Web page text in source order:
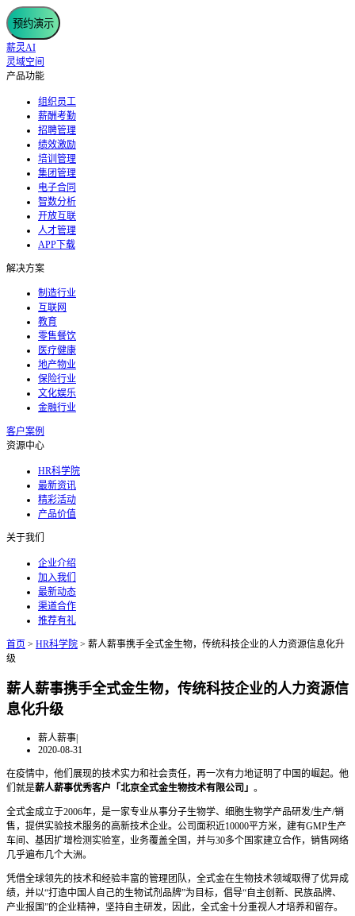
预约演示
薪灵AI
灵域空间
产品功能
组织员工
薪酬考勤
招聘管理
绩效激励
培训管理
集团管理
电子合同
智数分析
开放互联
人才管理
APP下载
解决方案
制造行业
互联网
教育
零售餐饮
医疗健康
地产物业
保险行业
文化娱乐
金融行业
客户案例
资源中心
HR科学院
最新资讯
精彩活动
产品价值
关于我们
企业介绍
加入我们
最新动态
渠道合作
推荐有礼
首页 > HR科学院 > 薪人薪事携手全式金生物，传统科技企业的人力资源信息化升
级
薪人薪事携手全式金生物，传统科技企业的人力资源信
息化升级
薪人薪事|
2020-08-31
在疫情中，他们展现的技术实力和社会责任，再一次有力地证明了中国的崛起。他
们就是薪人薪事优秀客户「北京全式金生物技术有限公司」 。
全式金成立于2006年，是一家专业从事分子生物学、细胞生物学产品研发/生产/销
售，提供实验技术服务的高新技术企业。公司面积近10000平方米，建有GMP生产
车间、基因扩增检测实验室，业务覆盖全国，并与30多个国家建立合作，销售网络
几乎遍布几个大洲。
凭借全球领先的技术和经验丰富的管理团队，全式金在生物技术领域取得了优异成
绩，并以“打造中国人自己的生物试剂品牌”为目标，倡导“自主创新、民族品牌、
产业报国”的企业精神，坚持自主研发，因此，全式金十分重视人才培养和留存。